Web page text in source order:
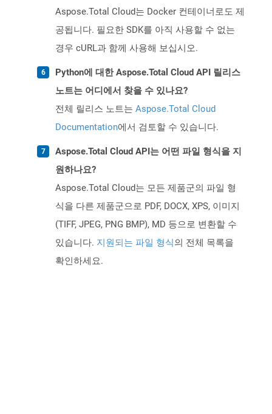
Aspose.Total Cloud는 Docker 컨테이너로도 제
공됩니다. 필요한 SDK를 아직 사용할 수 없는
경우 cURL과 함께 사용해 보십시오.
Python에 대한 Aspose.Total Cloud API 릴리스
노트는 어디에서 찾을 수 있나요?
전체 릴리스 노트는 Aspose.Total Cloud
Documentation에서 검토할 수 있습니다.
Aspose.Total Cloud API는 어떤 파일 형식을 지
원하나요?
Aspose.Total Cloud는 모든 제품군의 파일 형
식을 다른 제품군으로 PDF, DOCX, XPS, 이미지
(TIFF, JPEG, PNG BMP), MD 등으로 변환할 수
있습니다. 지원되는 파일 형식의 전체 목록을
확인하세요.